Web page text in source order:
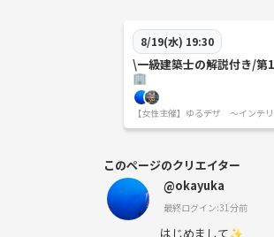
8/19(水) 19:30
\一級建築士の解説付き/第
🏢
【女性主催】ゆるデザ 〜インテ
このページのクリエイター
@okayuka
最終ログイン:31分前
はじめまして✨